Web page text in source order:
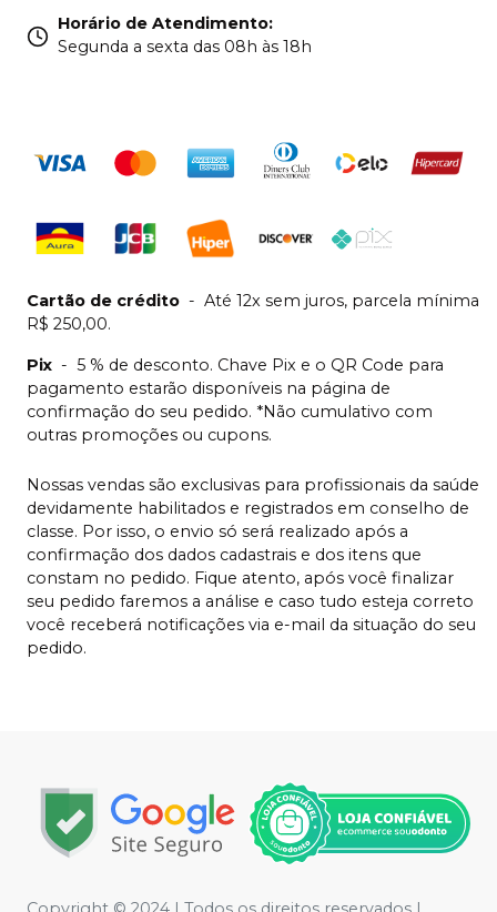
Horário de Atendimento:
Segunda a sexta das 08h às 18h
Cartão de crédito - Até 12x sem juros, parcela mínima
R$ 250,00.
Pix - 5 % de desconto. Chave Pix e o QR Code para
pagamento estarão disponíveis na página de
confirmação do seu pedido. *Não cumulativo com
outras promoções ou cupons.
Nossas vendas são exclusivas para profissionais da saúde
devidamente habilitados e registrados em conselho de
classe. Por isso, o envio só será realizado após a
confirmação dos dados cadastrais e dos itens que
constam no pedido. Fique atento, após você finalizar
seu pedido faremos a análise e caso tudo esteja correto
você receberá notificações via e-mail da situação do seu
pedido.